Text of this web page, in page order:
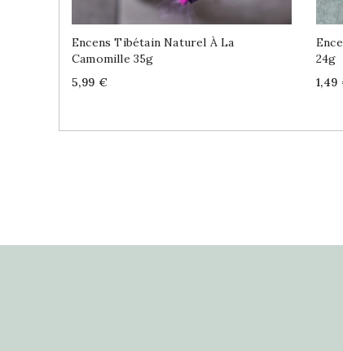
Encens Tibétain Naturel À La
Camomille 35g
Price
5,99 €
24g
1,49